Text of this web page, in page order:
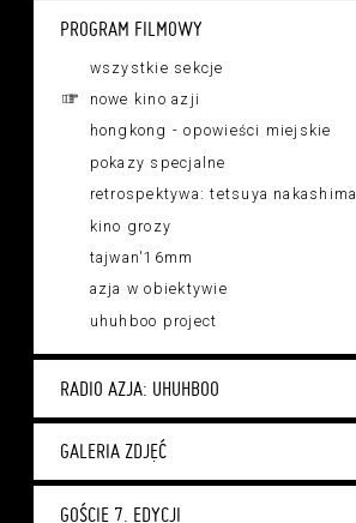
PROGRAM FILMOWY
wszystkie sekcje
nowe kino azji
hongkong - opowieści miejskie
pokazy specjalne
retrospektywa: tetsuya nakashima
kino grozy
tajwan'16mm
azja w obiektywie
uhuhboo project
RADIO AZJA: UHUHBOO
GALERIA ZDJĘĆ
GOŚCIE 7. EDYCJI